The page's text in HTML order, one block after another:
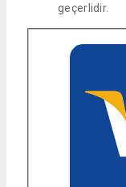
geçerlidir.